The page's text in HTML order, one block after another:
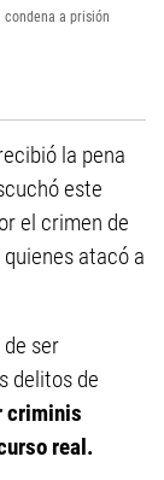
condena a prisión
la pena
este
el crimen de
atacó a
ser
delitos de
criminis
real.